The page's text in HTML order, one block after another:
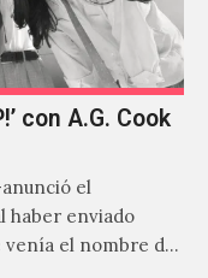
con A.G. Cook
el
haber enviado
venía el nombre de